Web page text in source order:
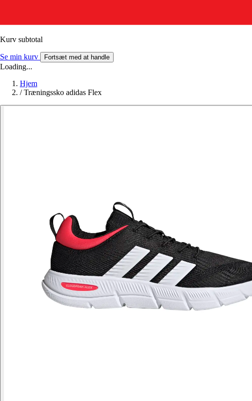
Kurv subtotal
Se min kurv Fortsæt med at handle
Loading...
Hjem
/ Træningssko adidas Flex